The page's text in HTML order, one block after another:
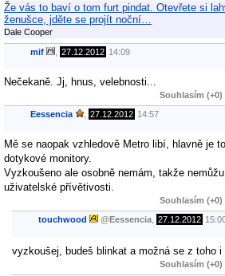
Že vás to baví o tom furt pindat. Otevřete si
ženušce, jděte se projít noční…
Dale Cooper
mif 27.12.2012 14:09
Nečekaně. Jj, hnus, velebnosti...
Souhlasím (+0)
Eessencia 27.12.2012 14:57
Mě se naopak vzhledově Metro libí, hlavně je
dotykové monitory.
Vyzkoušeno ale osobně nemám, takže
uživatelské přívětivosti.
Souhlasím (+0)
touchwood @Eessencia 27.12.2012
vyzkoušej, budeš blinkat a možná se z toho i
Souhlasím (+0)